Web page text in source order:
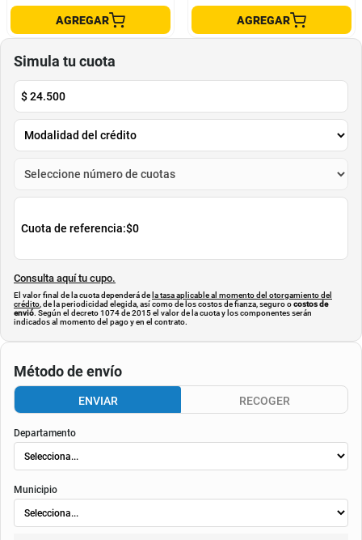
AGREGAR AGREGAR
Simula tu cuota
$24.500
Cuota de referencia:$0
Consulta aquí tu cupo.
El valor final de la cuota dependerá de la tasa aplicable al momento del otorgamiento del
crédito , de la periodicidad elegida, así como de los costos de fianza, seguro ocostos de
envió. Según el decreto 1074 de 2015 el valor de la cuota y los componentes serán
indicados al momento del pago y en el contrato.
Método de envío
ENVIAR RECOGER
Departamento
Municipio